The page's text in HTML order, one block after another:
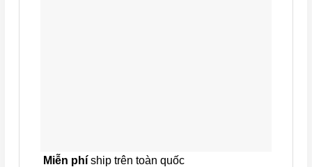
Miễn phíship trên toàn quốc